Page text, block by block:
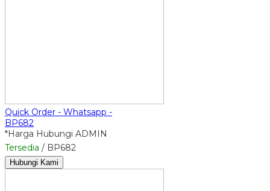
Quick Order - Whatsapp -
BP682
*Harga Hubungi ADMIN
Tersedia / BP682
Hubungi Kami